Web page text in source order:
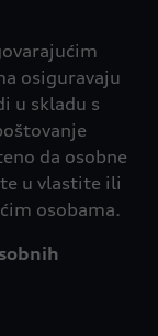
osiguravaju
u skladu s
da osobne
u vlastite ili
osobama.